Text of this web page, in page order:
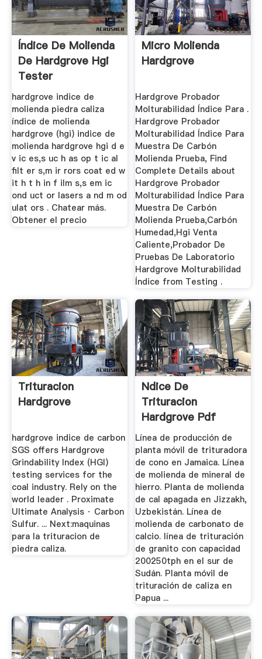
Índice De Molienda
De Hardgrove Hgi
Tester
hardgrove indice de
molienda piedra caliza
índice de molienda
hardgrove (hgi) indice de
molienda hardgrove hgi d e
v ic es,s uc h as op t ic al
filt er s,m ir rors coat ed w
it h t h in f ilm s,s em ic
ond uct or lasers a nd m od
ulat ors . Chatear más.
Obtener el precio
Micro Molienda
Hardgrove
Hardgrove Probador
Molturabilidad Índice Para .
Hardgrove Probador
Molturabilidad Índice Para
Muestra De Carbón
Molienda Prueba, Find
Complete Details about
Hardgrove Probador
Molturabilidad Índice Para
Muestra De Carbón
Molienda Prueba,Carbón
Humedad,Hgi Venta
Caliente,Probador De
Pruebas De Laboratorio
Hardgrove Molturabilidad
Índice from Testing .
Trituracion
Hardgrove
hardgrove indice de carbon
SGS offers Hardgrove
Grindability Index (HGI)
testing services for the
coal industry. Rely on the
world leader . Proximate
Ultimate Analysis · Carbon
Sulfur. ... Next:maquinas
para la trituracion de
piedra caliza.
Ndice De
Trituracion
Hardgrove Pdf
Línea de producción de
planta móvil de trituradora
de cono en Jamaica. Línea
de molienda de mineral de
hierro. Planta de molienda
de cal apagada en Jizzakh,
Uzbekistán. Línea de
molienda de carbonato de
calcio. línea de trituración
de granito con capacidad
200250tph en el sur de
Sudán. Planta móvil de
trituración de caliza en
Papua ...